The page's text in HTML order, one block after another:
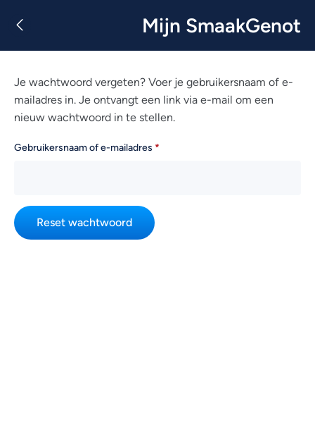
Mijn SmaakGenot
Je wachtwoord vergeten? Voer je gebruikersnaam of e-
mailadres in. Je ontvangt een link via e-mail om een
nieuw wachtwoord in te stellen.
Gebruikersnaam of e-mailadres *
Reset wachtwoord